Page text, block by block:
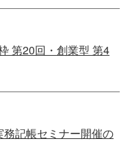
第20回・創業型 第4
務記帳セミナー開催の